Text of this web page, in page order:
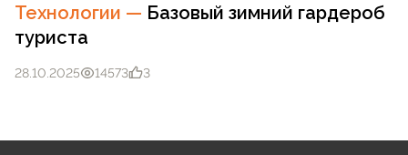
Технологии — Базовый зимний гардероб
туриста
28.10.2025 14573 3